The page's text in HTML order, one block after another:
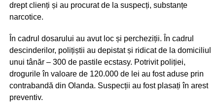
drept clienți și au procurat de la suspecți, substanțe
narcotice.
În cadrul dosarului au avut loc și percheziții. În cadrul
descinderilor, polițiștii au depistat și ridicat de la domiciliul
unui tânăr – 300 de pastile ecstasy. Potrivit poliției,
drogurile în valoare de 120.000 de lei au fost aduse prin
contrabandă din Olanda. Suspecții au fost plasați în arest
preventiv.